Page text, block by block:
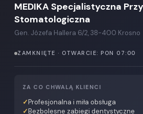
MEDIKA Specjalistyczna
Stomatologiczna
Gen. Józefa Hallera 6/2, 38-400 Krosno
ZAMKNIĘTE · OTWARCIE: PON 07:00
ZA CO CHWALĄ KLIENCI
Profesjonalna i miła obsługa
Bezbolesne zabiegi dentystyczne